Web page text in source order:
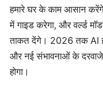
हमारे घर के काम आसान
में गाइड करेगा, और वर्ल्ड
ताकत देंगे। 2026 तक AI
और नई संभावनाओं के दरवाजे
होगा।